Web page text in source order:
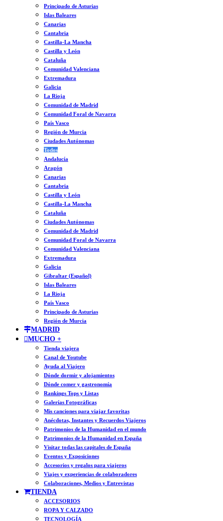
Principado de Asturias
Islas Baleares
Canarias
Cantabria
Castilla-La Mancha
Castilla y León
Cataluña
Comunidad Valenciana
Extremadura
Galicia
La Rioja
Comunidad de Madrid
Comunidad Foral de Navarra
País Vasco
Región de Murcia
Ciudades Autónomas
Todos
Andalucía
Aragón
Canarias
Cantabria
Castilla y León
Castilla-La Mancha
Cataluña
Ciudades Autónomas
Comunidad de Madrid
Comunidad Foral de Navarra
Comunidad Valenciana
Extremadura
Galicia
Gibraltar (Español)
Islas Baleares
La Rioja
País Vasco
Principado de Asturias
Región de Murcia
MADRID
MUCHO +
Tienda viajera
Canal de Youtube
Ayuda al Viajero
Dónde dormir y alojamientos
Dónde comer y gastronomía
Rankings Tops y Listas
Galerías Fotográficas
Mis canciones para viajar favoritas
Anécdotas, Instantes y Recuerdos Viajeros
Patrimonios de la Humanidad en el mundo
Patrimonios de la Humanidad en España
Visitar todas las capitales de España
Eventos y Exposiciones
Accesorios y regalos para viajeros
Viajes y experiencias de colaboradores
Colaboraciones, Medios y Entrevistas
TIENDA
ACCESORIOS
ROPA Y CALZADO
TECNOLOGÍA